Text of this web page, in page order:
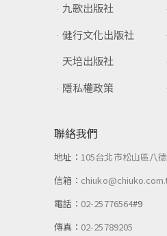
九歌出版社
健行文化出版社
天培出版社
隱私權政策
聯絡我們
地址：105台北市松山區八
信箱：
電話： 02-25776564#9
傳真： 02-25789205